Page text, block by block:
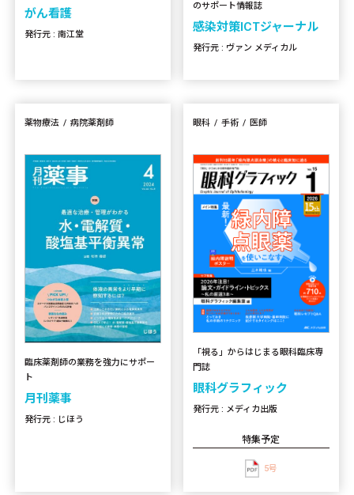
がん看護
発行元 : 南江堂
のサポート情報誌
感染対策ICTジャーナル
発行元 : ヴァン メディカル
薬物療法 病院薬剤師
臨床薬剤師の業務を強力にサポー
ト
月刊薬事
発行元 : じほう
眼科 手術 医師
「視る」からはじまる眼科臨床専
門誌
眼科グラフィック
発行元 : メディカ出版
特集予定
5号